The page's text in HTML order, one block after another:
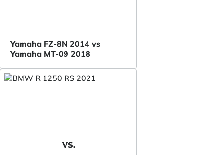
Yamaha FZ-8N 2014 vs
Yamaha MT-09 2018
VS.